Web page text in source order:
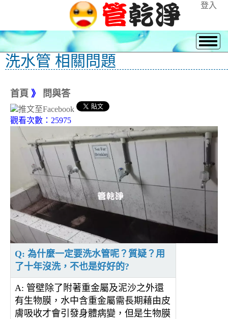
登入
洗水管 相關問題
首頁 》 問與答
觀看次數：25975
Q: 為什麼一定要洗水管呢？質疑？用
了十年沒洗，不也是好好的?
A: 管壁除了附著重金屬及泥沙之外還
有生物膜，水中含重金屬需長期藉由皮
膚吸收才會引發身體病變，但是生物膜